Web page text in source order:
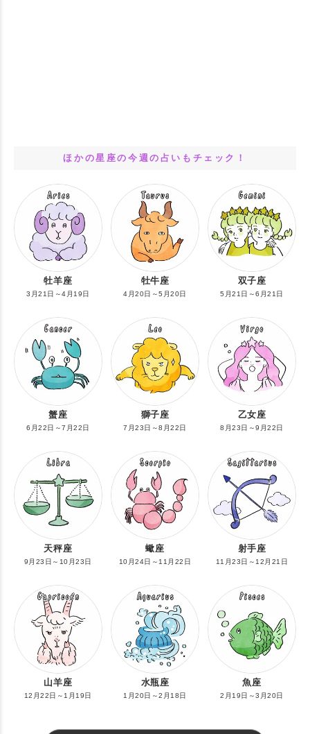
ほかの星座の今週の占いもチェック！
牡羊座
3月21日～4月19日
牡牛座
4月20日～5月20日
双子座
5月21日～6月21日
蟹座
6月22日～7月22日
獅子座
7月23日～8月22日
乙女座
8月23日～9月22日
天秤座
9月23日～10月23日
蠍座
10月24日～11月22日
射手座
11月23日～12月21日
山羊座
12月22日～1月19日
水瓶座
1月20日～2月18日
魚座
2月19日～3月20日